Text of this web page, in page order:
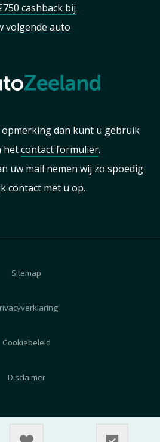
cashback bij
volgende auto
dan kunt u gebruik
hetcontact formulier.
uw mail nemen wij zo spoedig
contact met u op.
Sitemap
Cookiebeleid
Disclaimer
AutoZeeland